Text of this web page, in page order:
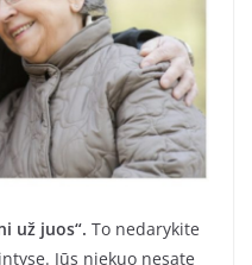
už juos“. To nedarykite
Jūs niekuo nesate